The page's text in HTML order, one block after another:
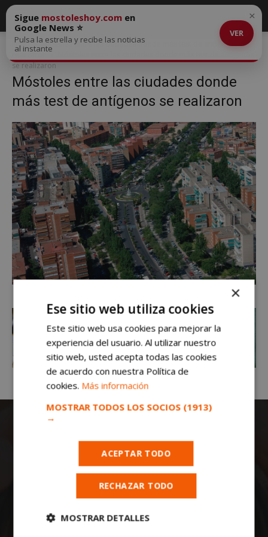
Inicio
Móstoles entre las ciudades donde más test de antígenos se
realizaron
se realizaron
Móstoles entre las ciudades donde
más test de antígenos se realizaron
Sigue mostoleshoy.com en
Google News ⭐
Pulsa la estrella y recibe las noticias
al instante
VER
×
Todas las noticias de Móstoles en
mostoleshoy.com
toda la actualidad, noticias, eventos, ocio y
×
Ese sitio web utiliza cookies
Este sitio web usa cookies para mejorar la
experiencia del usuario. Al utilizar nuestro
sitio web, usted acepta todas las cookies
de acuerdo con nuestra Política de
cookies. Más información
MOSTRAR TODOS LOS SOCIOS (1913)
→
ACEPTAR TODO
RECHAZAR TODO
MOSTRAR DETALLES